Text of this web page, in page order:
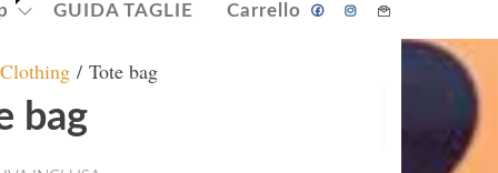
GUIDA TAGLIE Carrello
Clothing / Tote bag
bag